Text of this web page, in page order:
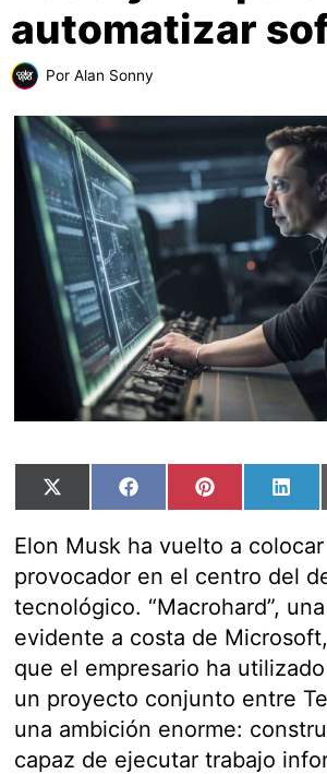
automatizar
Por Alan Sonny
Compartir
en
X
Compartir
en
FacebookCompartir
en
Pinterest
en
Elon Musk ha vuelto a
provocador en el centro del
tecnológico. “Macrohard”,
evidente a costa de
que el empresario ha
un proyecto conjunto entre
una ambición enorme:
capaz de ejecutar trabajo